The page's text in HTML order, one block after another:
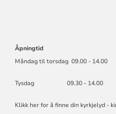
Åpningtid
Måndag til torsdag 09.00 - 14.00
Tysdag 09.30 - 14.00
Klikk her for å finne din kyrkjelyd -